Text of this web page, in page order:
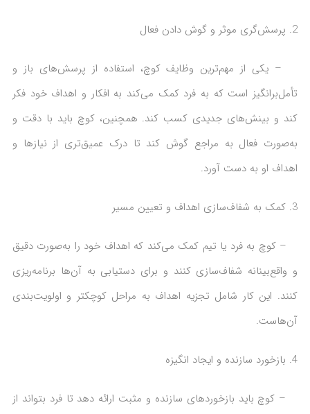
پرسش‌گری موثر و گوش دادن فعال
– یکی از مهم‌ترین وظایف کوچ، استفاده از پرسش‌های باز و
تأمل‌برانگیز است که به فرد کمک می‌کند به افکار و اهداف خود فکر
کند و بینش‌های جدیدی کسب کند. همچنین، کوچ باید با دقت و
به‌صورت فعال به مراجع گوش کند تا درک عمیق‌تری از نیازها و
اهداف او به دست آورد.
کمک به شفاف‌سازی اهداف و تعیین مسیر
– کوچ به فرد یا تیم کمک می‌کند که اهداف خود را به‌صورت دقیق
و واقع‌بینانه شفاف‌سازی کنند و برای دستیابی به آن‌ها برنامه‌ریزی
کنند. این کار شامل تجزیه اهداف به مراحل کوچکتر و اولویت‌بندی
آن‌هاست.
بازخورد سازنده و ایجاد انگیزه
– کوچ باید بازخوردهای سازنده و مثبت ارائه دهد تا فرد بتواند از